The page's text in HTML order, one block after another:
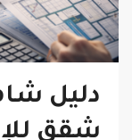
دليل
شقق